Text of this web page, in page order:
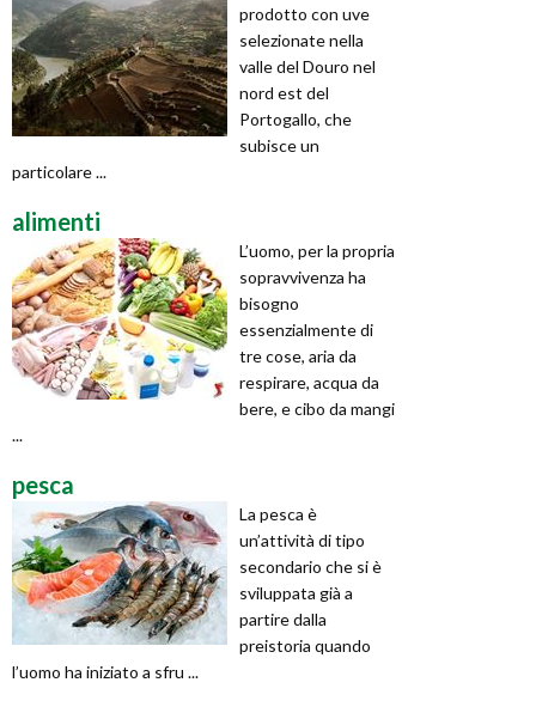
prodotto con uve
selezionate nella
valle del Douro nel
nord est del
Portogallo, che
subisce un
particolare ...
alimenti
L’uomo, per la propria
sopravvivenza ha
bisogno
essenzialmente di
tre cose, aria da
respirare, acqua da
bere, e cibo da mangi
...
pesca
La pesca è
un’attività di tipo
secondario che si è
sviluppata già a
partire dalla
preistoria quando
l’uomo ha iniziato a sfru ...